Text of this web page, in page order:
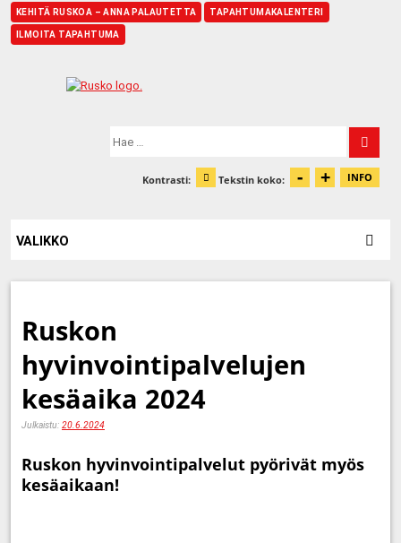
KEHITÄ RUSKOA – ANNA PALAUTETTA TAPAHTUMAKALENTERI
ILMOITA TAPAHTUMA
Hae:
Kontrasti: Muuta kontrastia
Tekstin koko: - + INFO
VALIKKO
Ruskon
hyvinvointipalvelujen
kesäaika 2024
Julkaistu: 20.6.2024
Ruskon hyvinvointipalvelut pyörivät myös
kesäaikaan!